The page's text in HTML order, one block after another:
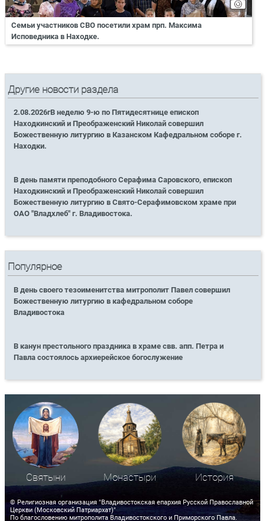
Семьи участников СВО посетили храм прп. Максима
Исповедника в Находке.
Другие новости раздела
2.08.2026гВ неделю 9-ю по Пятидесятнице епископ
Находкинский и Преображенский Николай совершил
Божественную литургию в Казанском Кафедральном соборе г.
Находки.
В день памяти преподобного Серафима Саровского, епископ
Находкинский и Преображенский Николай совершил
Божественную литургию в Свято-Серафимовском храме при
ОАО "Владхлеб" г. Владивостока.
Популярное
В день своего тезоименитства митрополит Павел совершил
Божественную литургию в кафедральном соборе
Владивостока
В канун престольного праздника в храме свв. апп. Петра и
Павла состоялось архиерейское богослужение
Святыни Монастыри История
© Религиозная организация "Владивостокская епархия Русской Православной
Церкви (Московский Патриархат)"
По благословению митрополита Владивостокского и Приморского Павла.